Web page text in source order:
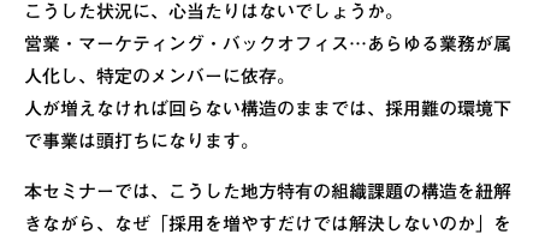
こうした状況に、心当たりはないでしょうか。
営業・マーケティング・バックオフィス…あらゆる業務が属
人化し、特定のメンバーに依存。
人が増えなければ回らない構造のままでは、採用難の環境下
で事業は頭打ちになります。
本セミナーでは、こうした地方特有の組織課題の構造を紐解
きながら、なぜ「採用を増やすだけでは解決しないのか」を